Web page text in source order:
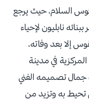
السلام، حيث يرجع
نابليون لإحياء
إلا بعد وفاته،
في مدينة
تصميمه الفني
تحيط به وتزيد من